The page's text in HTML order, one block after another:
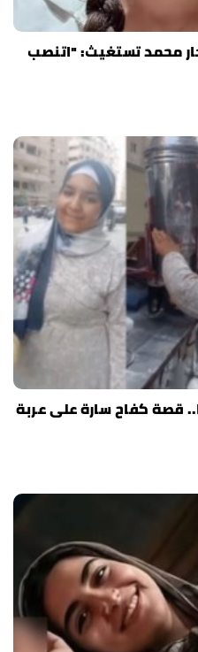
محمد تستغيث: "اتنصب
قصة كفاح سارة على عربة